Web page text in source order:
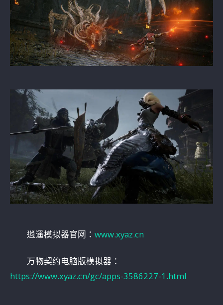
逍遥模拟器官网： www.xyaz.cn
万物契约电脑版模拟器：
https://www.xyaz.cn/gc/apps-3586227-1.html